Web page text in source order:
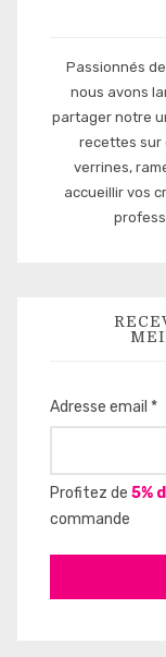
Passionnés
nous avons
partager notre
recettes sur
verrines,
accueillir vos
Adresse email *
Profitez de 5%
commande